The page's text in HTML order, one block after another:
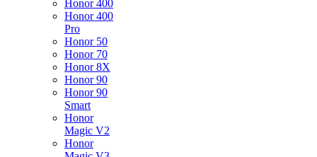
Honor 400
Honor 400
Pro
Honor 50
Honor 70
Honor 8X
Honor 90
Honor 90
Smart
Honor
Magic V2
Honor